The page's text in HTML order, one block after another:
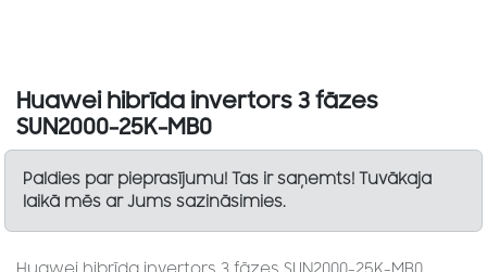
Huawei hibrīda invertors 3 fāzes
SUN2000-25K-MB0
Paldies par pieprasījumu! Tas ir saņemts! Tuvākaja
laikā mēs ar Jums sazināsimies.